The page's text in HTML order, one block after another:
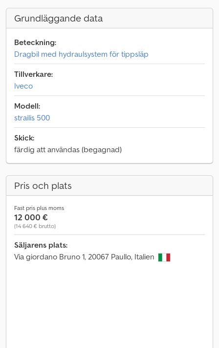
Grundläggande data
Beteckning:
Dragbil med hydraulsystem för tippsläp
Tillverkare:
Iveco
Modell:
strailis 500
Skick:
färdig att användas (begagnad)
Pris och plats
Fast pris plus moms
12 000 €
(14 640 € brutto)
Säljarens plats:
Via giordano Bruno 1, 20067 Paullo, Italien